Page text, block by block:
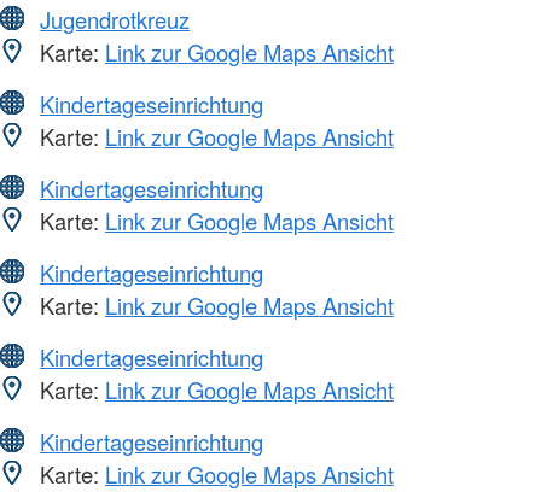
Jugendrotkreuz
Karte: Link zur Google Maps Ansicht
Kindertageseinrichtung
Karte: Link zur Google Maps Ansicht
Kindertageseinrichtung
Karte: Link zur Google Maps Ansicht
Kindertageseinrichtung
Karte: Link zur Google Maps Ansicht
Kindertageseinrichtung
Karte: Link zur Google Maps Ansicht
Kindertageseinrichtung
Karte: Link zur Google Maps Ansicht